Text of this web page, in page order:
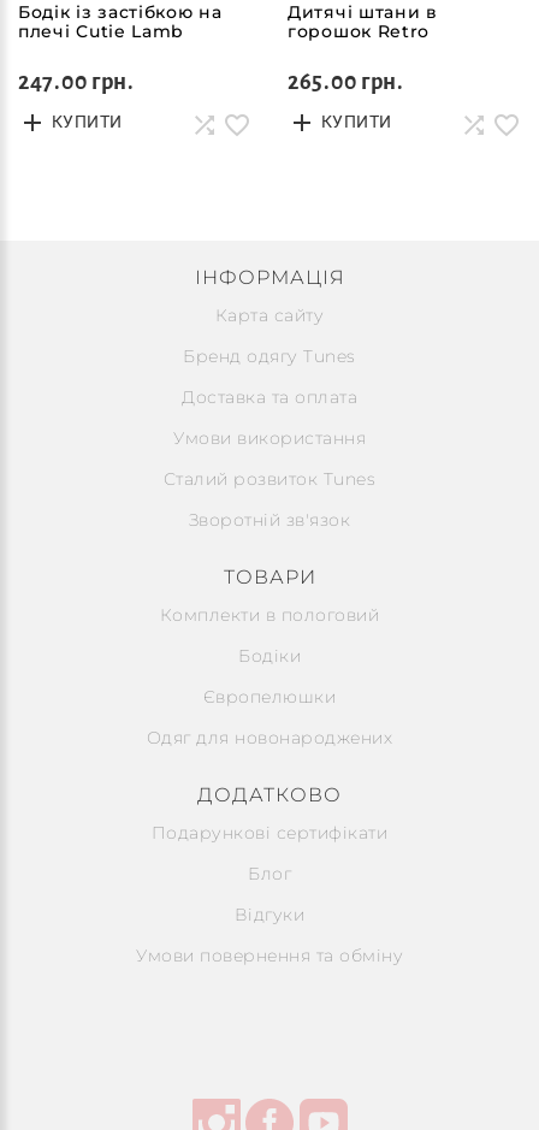
Бодік із застібкою на
плечі Cutie Lamb
247.00 грн.
КУПИТИ
Дитячі штани в
горошок Retro
265.00 грн.
КУПИТИ
ІНФОРМАЦІЯ
Карта сайту
Бренд одягу Tunes
Доставка та оплата
Умови використання
Сталий розвиток Tunes
Зворотній зв'язок
ТОВАРИ
Комплекти в пологовий
Бодіки
Європелюшки
Одяг для новонароджених
ДОДАТКОВО
Подарункові сертифікати
Блог
Відгуки
Умови повернення та обміну